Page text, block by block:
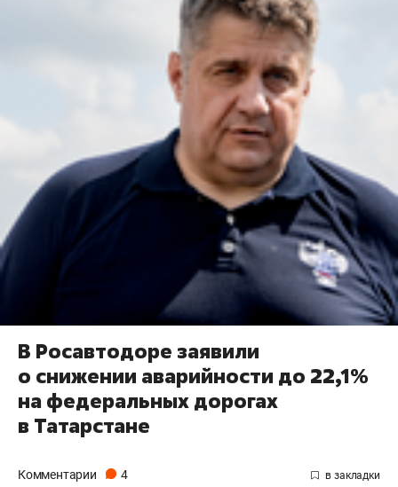
В Росавтодоре заявили
о снижении аварийности до 22,1%
на федеральных дорогах
в Татарстане
Комментарии 4